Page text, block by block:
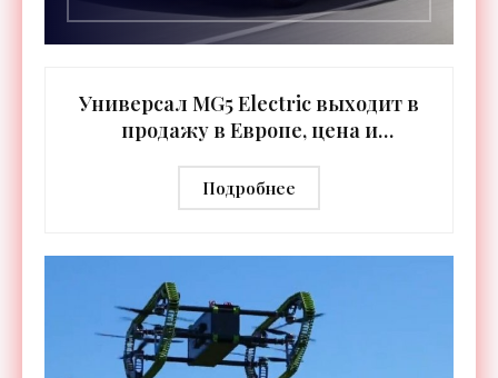
Универсал MG5 Electric выходит в
продажу в Европе, цена и
электромобиля - «Транспорт»
Подробнее